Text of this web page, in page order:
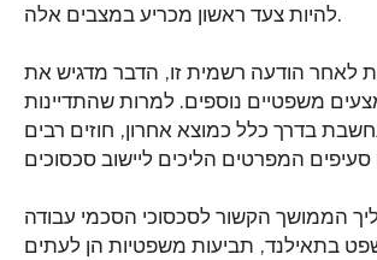
להיות צעד ראשון מכריע במצבים אלה.
לאחר הודעה רשמית זו, הדבר מדגיש את
משפטיים נוספים. למרות שהתדיינות
בדרך כלל כמוצא אחרון, חוזים רבים
הממושך הקשור לסכסוכי הסכמי עבודה
בתאילנד, תביעות משפטיות הן לעתים